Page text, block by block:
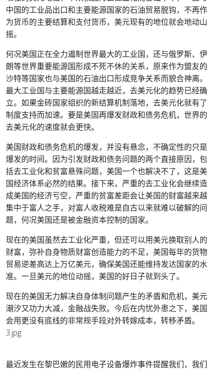
中国的工业品出口和主要能源国家的石油贸易脱钩，不再作
为货币的主要结算和支付货币，美元现有的地位就会地动山
摇。
何况美国正在全力遏制世界最大的工业国，还与俄罗斯、伊
朗等世界重要能源国形成不死不休的关系，原来作为盟友的
沙特等国家也与美国的石油出口形成竞争关系而貌合神离。
最大工业国与主要能源国越走越近，去美元化的趋势已经确
立。如果金砖国家组织的新结算机制落地，去美元化就有了
制度支持而加速。要是美国再爆发财政和债务危机，世界的
去美元化的速度就会更快。
美国财政和债务危机的爆发，并没有悬念，不确定性的只是
爆发的时间。因为引发财政和债务问题的两个直接原因，包
括去工业化和贫富悬殊问题，美国一个也解决不了，这是美
国经济体系必然的结果。接下来，严重的去工业化会继续造
成美国的经济亏空，严重的贫富差距会让美国的财富越来越
集中于富人之手，对富人收税难是自古以来就难以破解的问
题，何况美国还是被金融资本控制的国家。
现在的美国虽然去工业化严重，但还可以用美元换取别人的
财富，弥补自身物质财富创造能力的不足，美国每年的货物
贸易逆差高达上万亿美元，确保美国还能维持发达国家的水
准。一旦美元的地位动摇，美国的好日子就到头了。
现在的美国无力解决自身体制问题产生的矛盾和危机，美元
潮汐又功力大减，金融战失败。今后在内忧外患之下，美国
会用更没有底线的非常规手段对外转嫁成本，转移矛盾。
3.jpg
最近发生在黎巴嫩的民用电子设备爆炸事件提醒我们，我们